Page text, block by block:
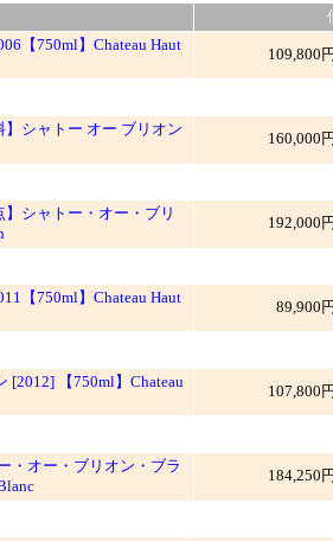
【750ml】Chateau Haut
109,800円
】シャトー オー ブリオン
160,000円
】シャトー・オー・ブリ
192,000円
【750ml】Chateau Haut
89,900円
[2012] 【750ml】Chateau
107,800円
・オー・ブリオン・ブラ
184,250円